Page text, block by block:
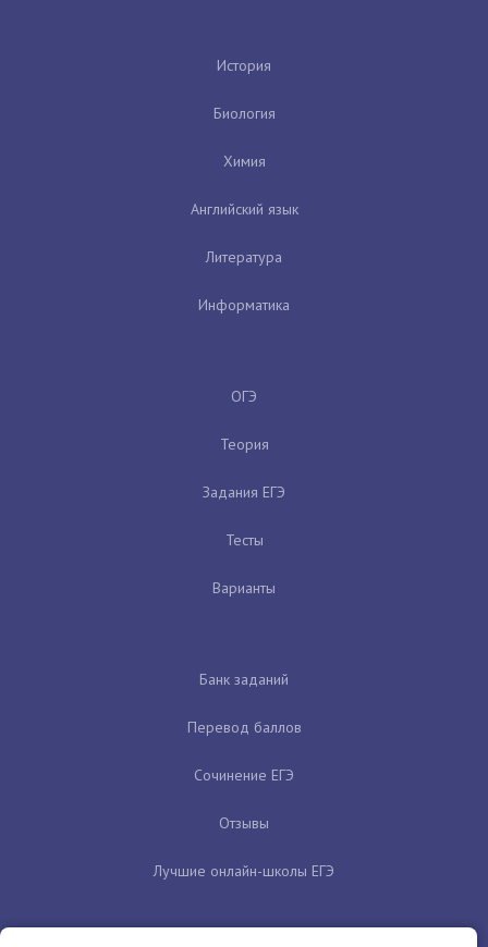
История
Биология
Химия
Английский язык
Литература
Информатика
ОГЭ
Теория
Задания ЕГЭ
Тесты
Варианты
Банк заданий
Перевод баллов
Сочинение ЕГЭ
Отзывы
Лучшие онлайн-школы ЕГЭ